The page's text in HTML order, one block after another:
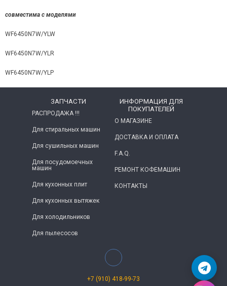
совместима с моделями
WF6450N7W/YLW
WF6450N7W/YLR
WF6450N7W/YLP
ЗАПЧАСТИ
РАСПРОДАЖА !!!
Для стиральных машин
Для сушильных машин
Для посудомоечных
машин
Для кухонных плит
Для кухонных вытяжек
Для холодильников
Для пылесосов
ИНФОРМАЦИЯ ДЛЯ
ПОКУПАТЕЛЕЙ
О МАГАЗИНЕ
ДОСТАВКА И ОПЛАТА
F.A.Q.
РЕМОНТ КОФЕМАШИН
КОНТАКТЫ
+7 (910) 418-99-73